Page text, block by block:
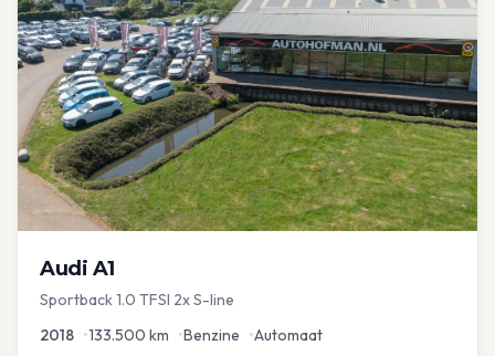
Audi A1
Sportback 1.0 TFSI 2x S-line
2018 •133.500 km •Benzine •Automaat